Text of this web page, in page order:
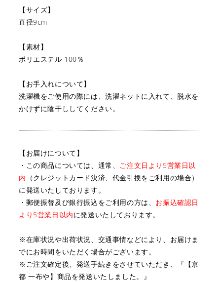
【サイズ】
直径9cm
【素材】
ポリエステル 100％
【お手入れについて】
洗濯機をご使用の際には、洗濯ネットに入れて、 脱水を
かけずに陰干ししてください。
【お届けについて】
・この商品については、通常、 ご注文日より5営業日以
内 （クレジットカード決済、代金引換をご利用の場合）
に発送いたしております。
・郵便振替及び銀行振込をご利用の方は、 お振込確認日
より5営業日以内に発送いたしております。
※在庫状況や出荷状況、交通事情などにより、お届けま
でにお時間をいただく場合がございます。
※ご注文確定後、発送手続きをさせていただき、『【京
都 一布や】商品を発送いたしました。』